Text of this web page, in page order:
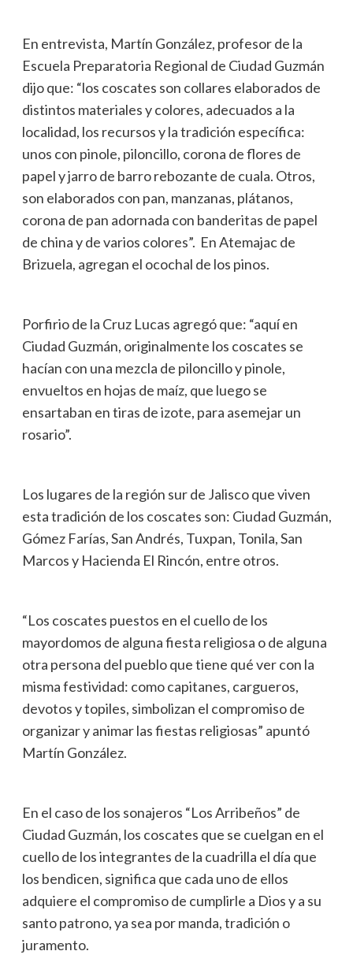
En entrevista, Martín González, profesor de la
Escuela Preparatoria Regional de Ciudad Guzmán
dijo que: “los coscates son collares elaborados de
distintos materiales y colores, adecuados a la
localidad, los recursos y la tradición específica:
unos con pinole, piloncillo, corona de flores de
papel y jarro de barro rebozante de cuala. Otros,
son elaborados con pan, manzanas, plátanos,
corona de pan adornada con banderitas de papel
de china y de varios colores”. En Atemajac de
Brizuela, agregan el ocochal de los pinos.
Porfirio de la Cruz Lucas agregó que: “aquí en
Ciudad Guzmán, originalmente los coscates se
hacían con una mezcla de piloncillo y pinole,
envueltos en hojas de maíz, que luego se
ensartaban en tiras de izote, para asemejar un
rosario”.
Los lugares de la región sur de Jalisco que viven
esta tradición de los coscates son: Ciudad Guzmán,
Gómez Farías, San Andrés, Tuxpan, Tonila, San
Marcos y Hacienda El Rincón, entre otros.
“Los coscates puestos en el cuello de los
mayordomos de alguna fiesta religiosa o de alguna
otra persona del pueblo que tiene qué ver con la
misma festividad: como capitanes, cargueros,
devotos y topiles, simbolizan el compromiso de
organizar y animar las fiestas religiosas” apuntó
Martín González.
En el caso de los sonajeros “Los Arribeños” de
Ciudad Guzmán, los coscates que se cuelgan en el
cuello de los integrantes de la cuadrilla el día que
los bendicen, significa que cada uno de ellos
adquiere el compromiso de cumplirle a Dios y a su
santo patrono, ya sea por manda, tradición o
juramento.